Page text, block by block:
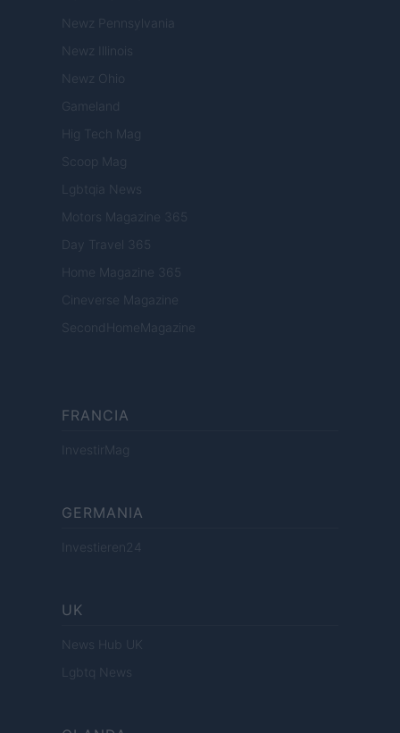
Newz Pennsylvania
Newz Illinois
Newz Ohio
Gameland
Hig Tech Mag
Scoop Mag
Lgbtqia News
Motors Magazine 365
Day Travel 365
Home Magazine 365
Cineverse Magazine
SecondHomeMagazine
FRANCIA
InvestirMag
GERMANIA
Investieren24
UK
News Hub UK
Lgbtq News